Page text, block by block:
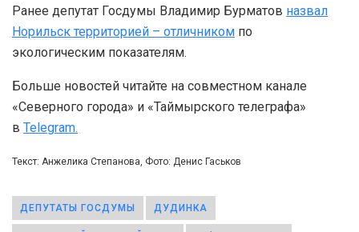
Ранее депутат Госдумы Владимир Бурматов назвал
Норильск территорией – отличником по
экологическим показателям.
Больше новостей читайте на совместном канале
«Северного города» и «Таймырского телеграфа»
в Telegram.
Текст: Анжелика Степанова, Фото: Денис Гаськов
ДЕПУТАТЫ ГОСДУМЫ ДУДИНКА